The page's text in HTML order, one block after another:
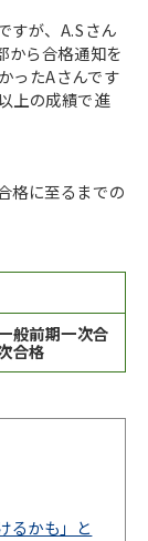
すが、A.Sさん
から合格通知を
ったAさんです
上の成績で進
格に至るまでの
般前期一次合
合格
るかも」と